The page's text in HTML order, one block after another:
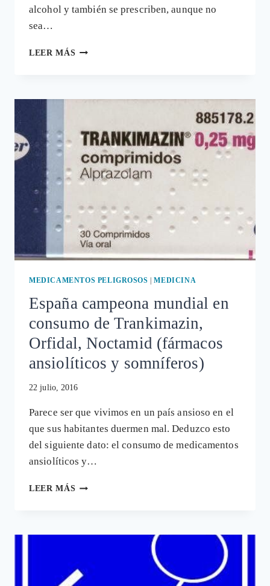
alcohol y también se prescriben, aunque no
sea…
LEER MÁS EPIDEMIA
Y
LOS
FÁRMACOS
BENZODIACEPINAS:
VALIUM,
ORFIDAL…
MEDICAMENTOS PELIGROSOS |MEDICINA
España campeona mundial en
consumo de Trankimazin,
Orfidal, Noctamid (fármacos
ansiolíticos y somníferos)
22 julio, 2016
Parece ser que vivimos en un país ansioso en el
que sus habitantes duermen mal. Deduzco esto
del siguiente dato: el consumo de medicamentos
ansiolíticos y…
LEER MÁS ESPAÑA
CONSUMO
ORFIDAL,